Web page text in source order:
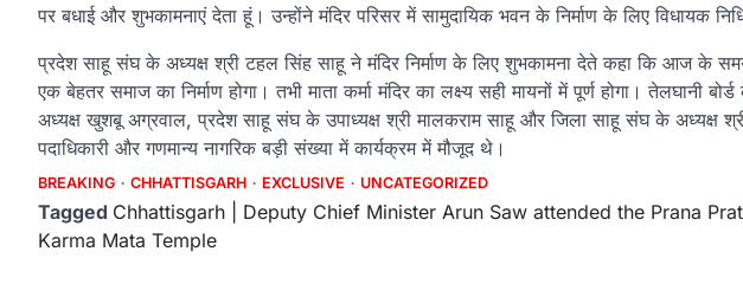
पर बधाई और शुभकामनाएं देता हूं। उन्होंने मंदिर परिसर में सामुदायिक भवन के निर्माण के लिए विधायक
प्रदेश साहू संघ के अध्यक्ष श्री टहल सिंह साहू ने मंदिर निर्माण के लिए शुभकामना देते कहा कि आज के
एक बेहतर समाज का निर्माण होगा। तभी माता कर्मा मंदिर का लक्ष्य सही मायनों में पूर्ण होगा। तेलघानी
अध्यक्ष खुशबू अग्रवाल, प्रदेश साहू संघ के उपाध्यक्ष श्री मालकराम साहू और जिला साहू संघ के अध्यक्ष
पदाधिकारी और गणमान्य नागरिक बड़ी संख्या में कार्यक्रम में मौजूद थे।
BREAKING CHHATTISGARH EXCLUSIVE UNCATEGORIZED
Tagged Chhattisgarh | Deputy Chief Minister Arun Saw attended the Prana
Karma Mata Temple